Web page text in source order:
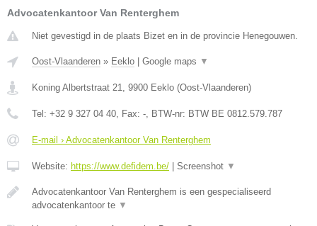
Advocatenkantoor Van Renterghem
Niet gevestigd in de plaats Bizet en in de provincie Henegouwen.
Oost-Vlaanderen » Eeklo Google maps ▼
Koning Albertstraat 21 9900 Eeklo (Oost-Vlaanderen)
Tel: +32 9 327 04 40 , Fax: - , BTW-nr: BTW BE 0812.579.787
E-mail › Advocatenkantoor Van Renterghem
Website: https://www.defidem.be/ Screenshot ▼
Advocatenkantoor Van Renterghem is een gespecialiseerd
advocatenkantoor te ▼